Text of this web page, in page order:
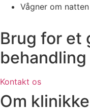
Vågner om
Brug for et
Kontakt os
Om